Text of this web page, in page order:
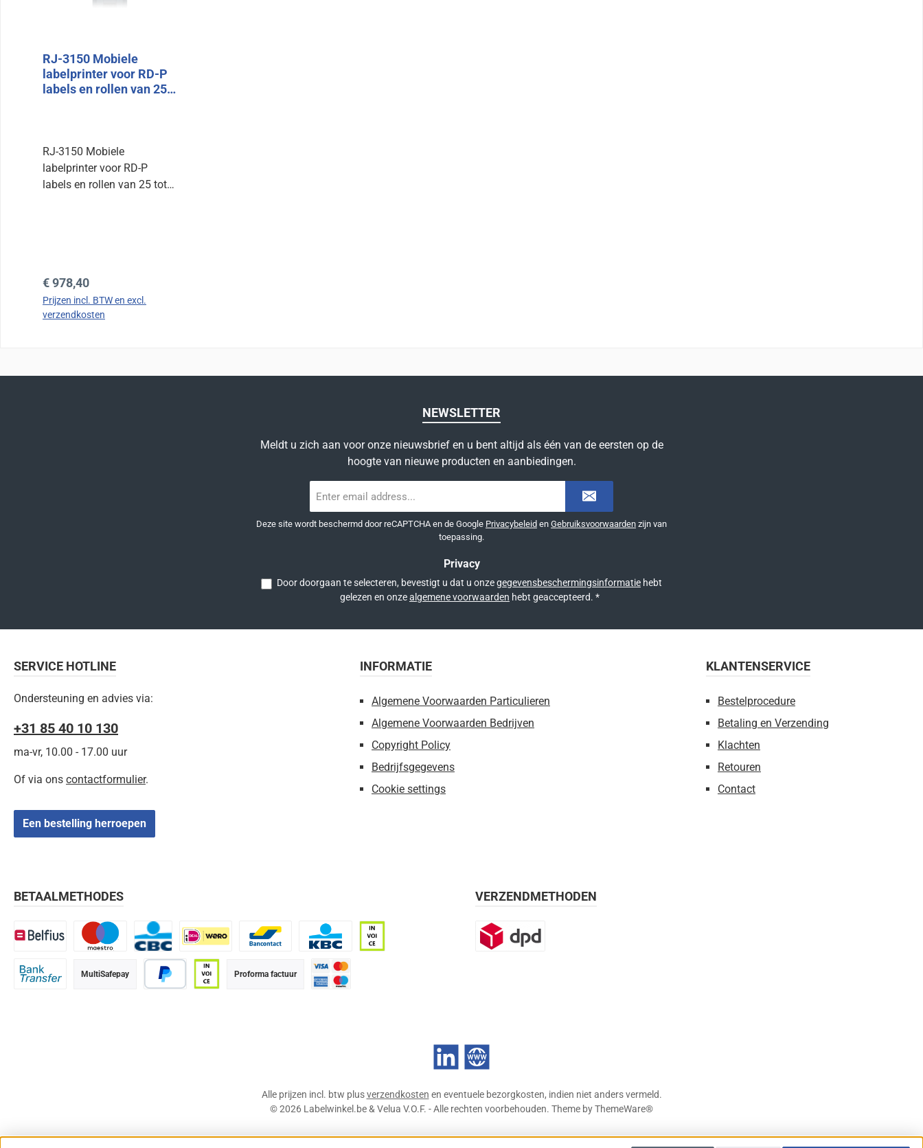
RJ-3150 Mobiele
labelprinter voor RD-P
labels en rollen van 25
RJ-3150 Mobiele
labelprinter voor RD-P
labels en rollen van 25 tot
Normale prijs:
€ 978,40
Prijzen incl. BTW en excl.
verzendkosten
NEWSLETTER
Meldt u zich aan voor onze nieuwsbrief en u bent altijd als één van de eersten op de
hoogte van nieuwe producten en aanbiedingen.
mailadres
Deze site wordt beschermd door reCAPTCHA en de Google Privacybeleid en Gebruiksvoorwaarden zijn van
toepassing.
Privacy
Door doorgaan te selecteren, bevestigt u dat u onzegegevensbeschermingsinformatie hebt
gelezen en onzealgemene voorwaarden hebt geaccepteerd. *
SERVICE HOTLINE
Ondersteuning en advies via:
+31 85 40 10 130
ma-vr, 10.00 - 17.00 uur
Of via ons contactformulier.
Een bestelling herroepen
INFORMATIE
Algemene Voorwaarden Particulieren
Algemene Voorwaarden Bedrijven
Copyright Policy
Bedrijfsgegevens
Cookie settings
KLANTENSERVICE
Bestelprocedure
Betaling en Verzending
Klachten
Retouren
Contact
BETAALMETHODES
iDEAL | Wero
MultiSafepay Proforma factuur
CBC
VERZENDMETHODEN
LinkedIn Website
Alle prijzen incl. btw plusverzendkosten en eventuele bezorgkosten, indien niet anders vermeld.
© 2026 Labelwinkel.be & Velua V.O.F. - Alle rechten voorbehouden. Theme byThemeWare®